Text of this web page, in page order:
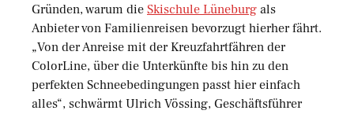
Gründen, warum die Skischule Lüneburg als
Anbieter von Familienreisen bevorzugt hierher fährt.
„Von der Anreise mit der Kreuzfahrtfähren der
ColorLine, über die Unterkünfte bis hin zu den
perfekten Schneebedingungen passt hier einfach
alles“, schwärmt Ulrich Vössing, Geschäftsführer